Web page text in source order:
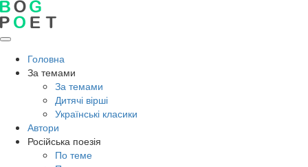
Головна
За темами
За темами
Дитячі вірші
Українські класики
Автори
Російська поезія
По теме